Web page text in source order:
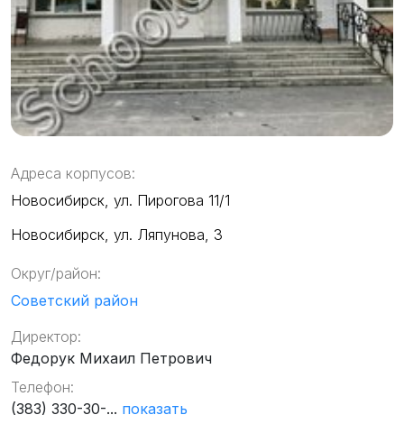
Адреса корпусов:
Новосибирск, ул. Пирогова 11/1
Новосибирск, ул. Ляпунова, 3
Округ/район:
Советский район
Директор:
Федорук Михаил Петрович
Телефон:
(383) 330-30-... показать